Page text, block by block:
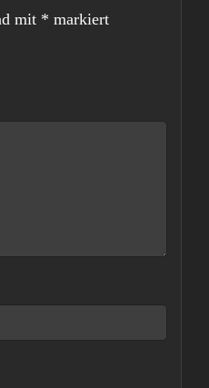
mit * markiert